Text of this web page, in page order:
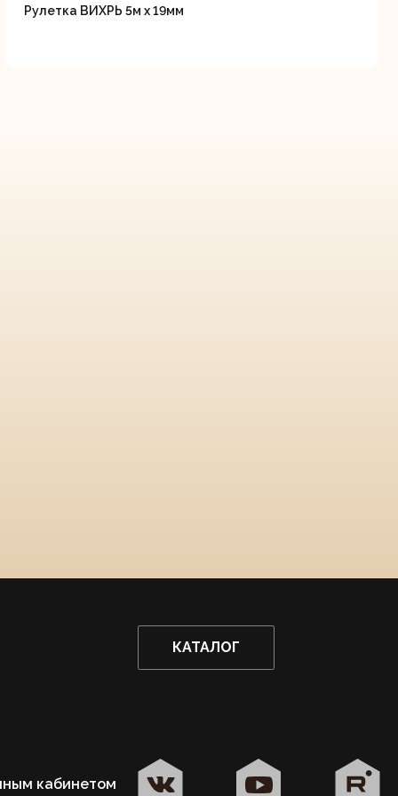
Рулетка ВИХРЬ 5м х 19мм
кабинетом
КАТАЛОГ